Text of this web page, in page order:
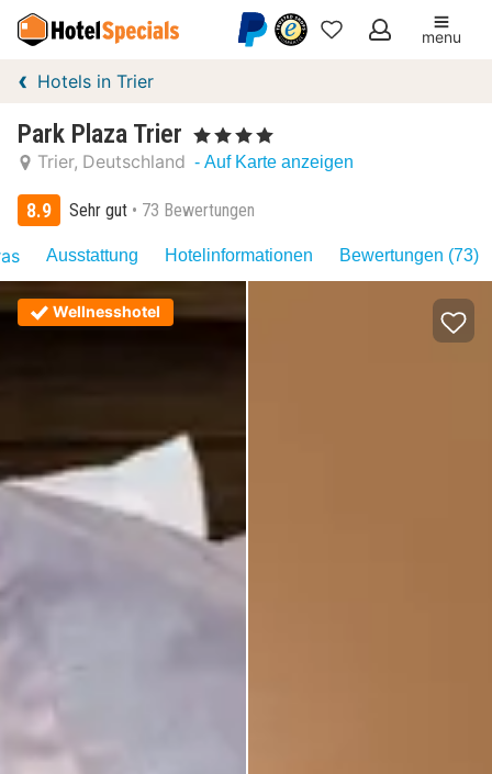
Meine
menu
Hotels in Trier
Park Plaza Trier , 4 Sterne
Trier Deutschland - Auf Karte anzeigen
8.9 Sehr gut 73 Bewertungen
Ausstattung Hotelinformationen Bewertungen (73)
Wellnesshotel